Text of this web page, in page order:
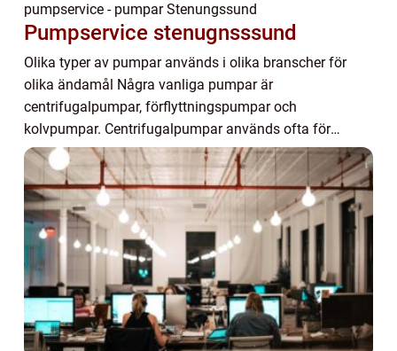
pumpservice - pumpar Stenungssund
Pumpservice stenugnsssund
Olika typer av pumpar används i olika branscher för
olika ändamål Några vanliga pumpar är
centrifugalpumpar, förflyttningspumpar och
kolvpumpar. Centrifugalpumpar används ofta för
överföringstillämpningar, t.ex. för att flytta vatten från
en behållar...